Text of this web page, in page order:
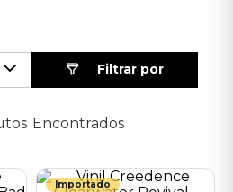
Importado